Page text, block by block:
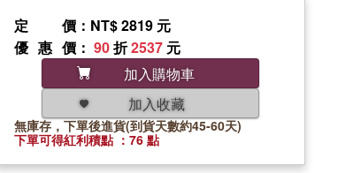
定價 ：NT$ 2819 元
優惠價 ： 90折2537 元
加入購物車
加入收藏
無庫存，下單後進貨(到貨天數約45-60天)
下單可得紅利積點 ：76 點